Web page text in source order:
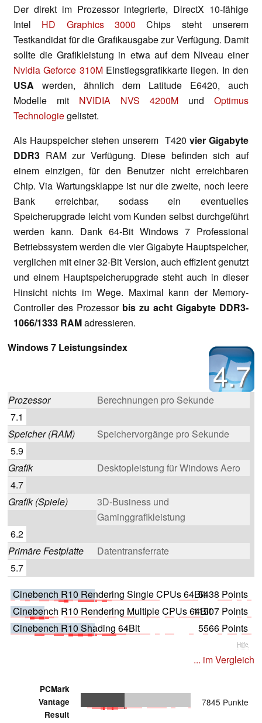
Der direkt im Prozessor integrierte, DirectX 10-fähige
Intel HD Graphics 3000 Chips steht unserem
Testkandidat für die Grafikausgabe zur Verfügung. Damit
sollte die Grafikleistung in etwa auf dem Niveau einer
Nvidia Geforce 310M Einstiegsgrafikkarte liegen. In den
USA werden, ähnlich dem Latitude E6420, auch
Modelle mit NVIDIA NVS 4200M und Optimus
Technologiegelistet.
Als Haupspeicher stehen unserem T420 vier Gigabyte
DDR3 RAM zur Verfügung. Diese befinden sich auf
einem einzigen, für den Benutzer nicht erreichbaren
Chip. Via Wartungsklappe ist nur die zweite, noch leere
Bank erreichbar, sodass ein eventuelles
Speicherupgrade leicht vom Kunden selbst durchgeführt
werden kann. Dank 64-Bit Windows 7 Professional
Betriebssystem werden die vier Gigabyte Hauptspeicher,
verglichen mit einer 32-Bit Version, auch effizient genutzt
und einem Hauptspeicherupgrade steht auch in dieser
Hinsicht nichts im Wege. Maximal kann der Memory-
Controller des Prozessor bis zu acht Gigabyte DDR3-
1066/1333 RAMadressieren.
4.7
Windows 7 Leistungsindex
Prozessor
Berechnungen pro Sekunde
7.1
Speicher (RAM)
Speichervorgänge pro Sekunde
5.9
Grafik
Desktopleistung für Windows Aero
4.7
Grafik (Spiele)
3D-Business und
Gaminggrafikleistung
6.2
Primäre Festplatte
Datentransferrate
5.7
Cinebench R10 Rendering Single CPUs 64Bit5438 Points
Cinebench R10 Rendering Multiple CPUs 64Bit11507 Points
Cinebench R10 Shading 64Bit
5566 Points
Hilfe
... im Vergleich
PCMark
Vantage
Result
7845 Punkte